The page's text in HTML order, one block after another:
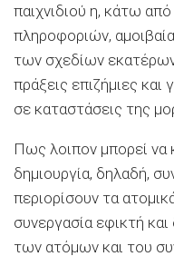
παιχνιδιού η, κάτω
πληροφοριών,
των σχεδίων
πράξεις επιζήμιες
σε καταστάσεις της
Πως λοιπον μπορεί να
δημιουργία, δηλαδή,
περιορίσουν τα
συνεργασία εφικτή
των ατόμων και του